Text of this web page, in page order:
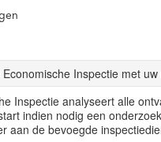
Inspectie met
Inspectie analyseert alle
indien nodig een
aan de bevoegde